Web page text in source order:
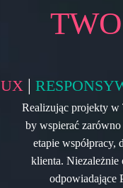
UX |
Realizując projekty w
by wspierać zarówno
etapie
klienta. Niezależnie
odpowiadające